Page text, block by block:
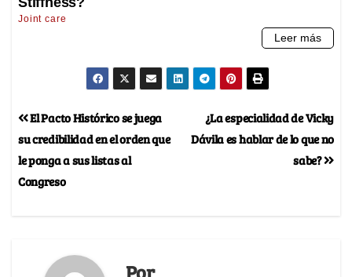
¿La especialidad de Vicky
Dávila es hablar de lo que no
sabe?
El Pacto Histórico se juega
su credibilidad en el orden que
le ponga a sus listas al
Congreso